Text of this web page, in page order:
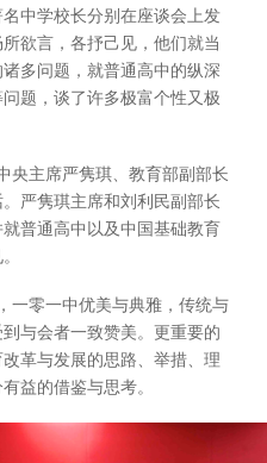
中学校长分别在座谈会上发
欲言，各抒己见，他们就当
多问题，就普通高中的纵深
题，谈了许多极富个性又极
央主席严隽琪、教育部副部长
严隽琪主席和刘利民副部长
普通高中以及中国基础教育
一零一中优美与典雅，传统与
与会者一致赞美。更重要的
革与发展的思路、举措、理
益的借鉴与思考。